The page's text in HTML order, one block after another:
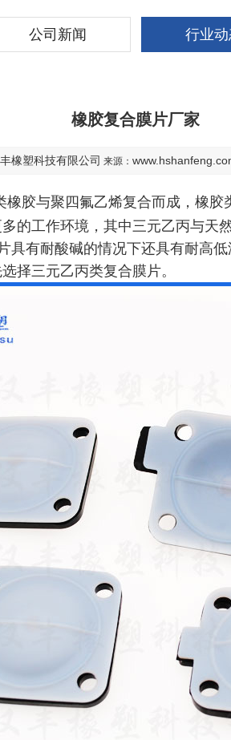
公司新闻 行业动
橡胶复合膜片厂家
橡塑科技有限公司 来源：
橡胶与聚四氟乙烯复合而成，橡
的工作环境，其中三元乙丙与天
具有耐酸碱的情况下还具有耐高
择三元乙丙类复合膜片。